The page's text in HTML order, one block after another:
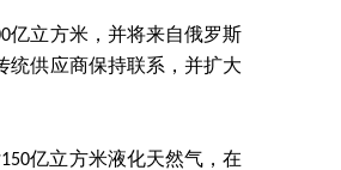
亿立方米，并将来自俄罗斯
统供应商保持联系，并扩大
亿立方米液化天然气，在